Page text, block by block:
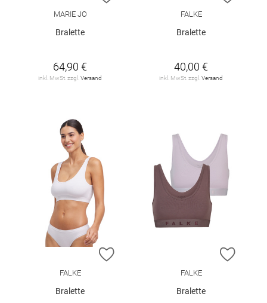
MARIE JO
Bralette
64,90 €
inkl. MwSt. zzgl. Versand
FALKE
Bralette
40,00 €
inkl. MwSt. zzgl. Versand
ZUR WUNSCHLISTE HINZUFÜGEN
FALKE
Bralette
ZUR
FALKE
Bralette